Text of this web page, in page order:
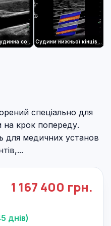
спеціально для
на крок попереду.
для медичних установ
1 167 400 грн.
днів)